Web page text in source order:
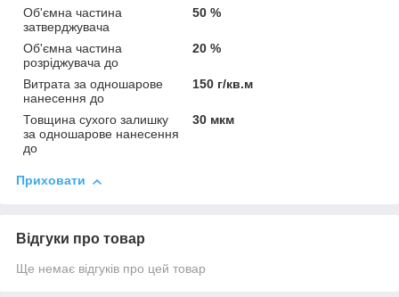
Об'ємна частина
затверджувача
50 %
Об'ємна частина
розріджувача до
20 %
Витрата за одношарове
нанесення до
150 г/кв.м
Товщина сухого залишку
за одношарове нанесення
до
30 мкм
Приховати
Відгуки про товар
Ще немає відгуків про цей товар